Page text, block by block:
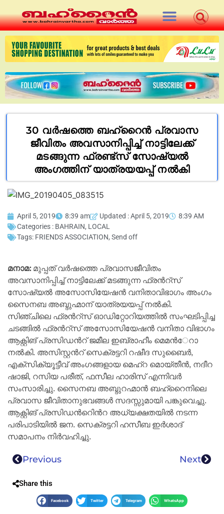
30 വർഷത്തെ ബഹ്റൈൻ പ്രവാസ
ജീവിതം അവസാനിപ്പിച്ച് നാട്ടിലേക്ക്
മടങ്ങുന്ന ഫ്രണ്ട്സ് സോഷ്യൽ
അംഗത്തിന് യാത്രയയപ്പ് നൽകി
April 5, 2019 8:39 am Updated : April 5, 2019
8:39 AM
Categories : BAHRAIN, LOCAL
Tags: FRIENDS ASSOCIATION, Send off
മനാമ:മുപ്പത് വര്‍ഷത്തെ പ്രവാസജീവിതം
അവസാനിപ്പിച്ച് നാട്ടിലേക്ക് മടങ്ങുന്ന ഫ്രൻറ്സ്
സോഷ്യല്‍ അസോസിയേഷന്‍ വനിതാവിഭാഗം അംഗം
സൈനബ അബ്ദുഹ്മാന് യാത്രയയപ്പ് നല്‍കി.
സിഞ്ചിലെ ഫ്രൻറ്സ് ഓഡിറ്റോറിയത്തില്‍ സംഘടിപ്പിച്ച
ചടങ്ങില്‍ ഫ്രൻറ്സ് അസോസിയേഷന്‍ വനിതാ വിഭാഗം
ആക്റ്റിങ് പ്രസിഡൻറ് ജമീല ഇബ്രാഹീം മെമന്‍േറാ
നല്‍കി. അസിസ്റ്റൻറ് സെക്രട്ടറി റഷീദ സുബൈര്‍,
എക്സിക്യൂട്ടീവ് അംഗങ്ങളായ മെഹ്റ മൊയ്തീന്‍, നദീറ
ഷാജി, റസിയ പരീത്, ഫസീല ഹാരിസ് എന്നിവര്‍
സംസാരിച്ചു. സൈനബ അബ്ദുറഹ്മാൻ ബഹ്റൈനിലെ
പ്രവാസ ജീവിതാനുഭവങ്ങള്‍ സദസ്സുമായി പങ്കുവെച്ചു.
ആക്റ്റിങ് പ്രസിഡൻറിെൻറ അധ്യക്ഷതയില്‍ നടന്ന
പരിപാടിയില്‍ ജന. സെക്രട്ടറി ഹസീബ ഇര്‍ശാദ്
സമാപനം നിര്‍വഹിച്ചു.
Previous Next
Share this
Facebook Twitter Telegram WhatsApp